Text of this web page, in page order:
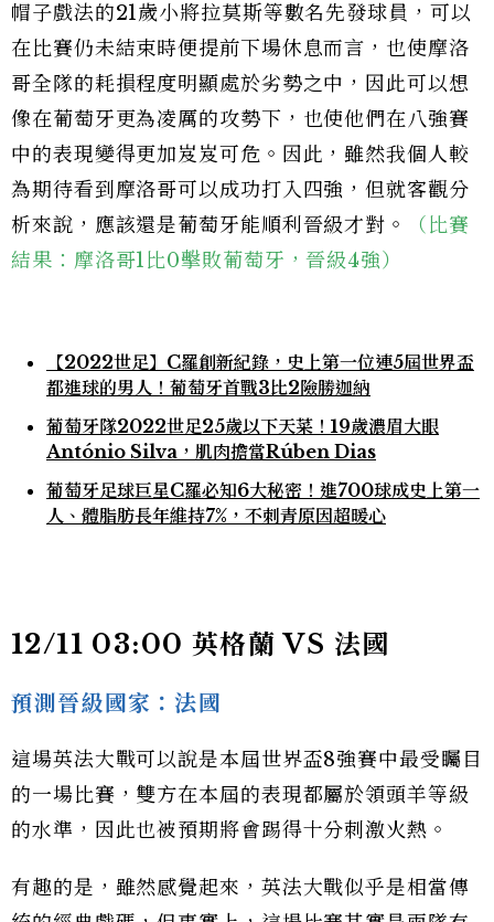
帽子戲法的21歲小將拉莫斯等數名先發球員，可以
在比賽仍未結束時便提前下場休息而言，也使摩洛
哥全隊的耗損程度明顯處於劣勢之中，因此可以想
像在葡萄牙更為凌厲的攻勢下，也使他們在八強賽
中的表現變得更加岌岌可危。因此，雖然我個人較
為期待看到摩洛哥可以成功打入四強，但就客觀分
析來說，應該還是葡萄牙能順利晉級才對。
（比賽
結果：摩洛哥1比0擊敗葡萄牙，晉級4強）
【2022世足】C羅創新紀錄，史上第一位連5屆世界盃
都進球的男人！葡萄牙首戰3比2險勝迦納
葡萄牙隊2022世足25歲以下天菜！19歲濃眉大眼
António Silva，肌肉擔當Rúben Dias
葡萄牙足球巨星C羅必知6大秘密！進700球成史上第一
人、體脂肪長年維持7%，不刺青原因超暖心
12/11 03:00 英格蘭 VS 法國
預測晉級國家：法國
這場英法大戰可以說是本屆世界盃8強賽中最受矚目
的一場比賽，雙方在本屆的表現都屬於領頭羊等級
的水準，因此也被預期將會踢得十分刺激火熱。
有趣的是，雖然感覺起來，英法大戰似乎是相當傳